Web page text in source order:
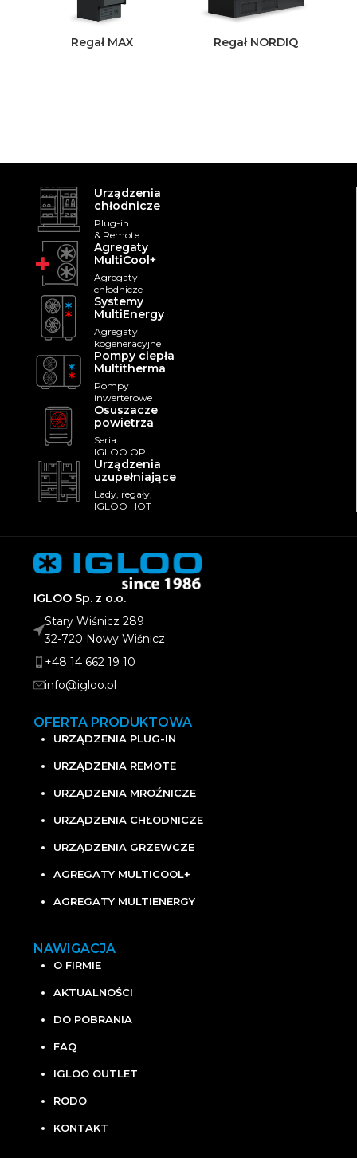
Regał MAX Regał NORDIQ
Urządzenia
chłodnicze
Plug-in
& Remote
Agregaty
MultiCool+
Agregaty
chłodnicze
Systemy
MultiEnergy
Agregaty
kogeneracyjne
Pompy ciepła
Multitherma
Pompy
inwerterowe
Osuszacze
powietrza
Seria
IGLOO OP
Urządzenia
uzupełniające
Lady, regały,
IGLOO HOT
IGLOO Sp. z o.o.
Stary Wiśnicz 289
32-720 Nowy Wiśnicz
+48 14 662 19 10
info@igloo.pl
OFERTA PRODUKTOWA
URZĄDZENIA PLUG-IN
URZĄDZENIA REMOTE
URZĄDZENIA MROŹNICZE
URZĄDZENIA CHŁODNICZE
URZĄDZENIA GRZEWCZE
AGREGATY MULTICOOL+
AGREGATY MULTIENERGY
NAWIGACJA
O FIRMIE
AKTUALNOŚCI
DO POBRANIA
FAQ
IGLOO OUTLET
RODO
KONTAKT